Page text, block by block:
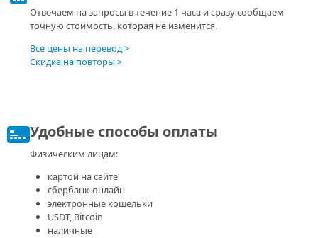
Отвечаем на запросы в течение 1 часа и сразу сообщаем
точную стоимость, которая не изменится.
Все цены на перевод
Скидка на повторы
Удобные способы оплаты
Физическим лицам:
картой на сайте
сбербанк-онлайн
электронные кошельки
USDT, Bitcoin
наличные